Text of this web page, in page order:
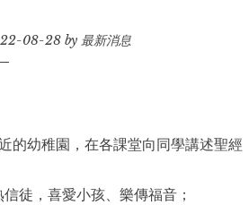
08-28 by 最新消息
的幼稚園，在各課堂向同學講述聖經
徒，喜愛小孩、樂傳福音；